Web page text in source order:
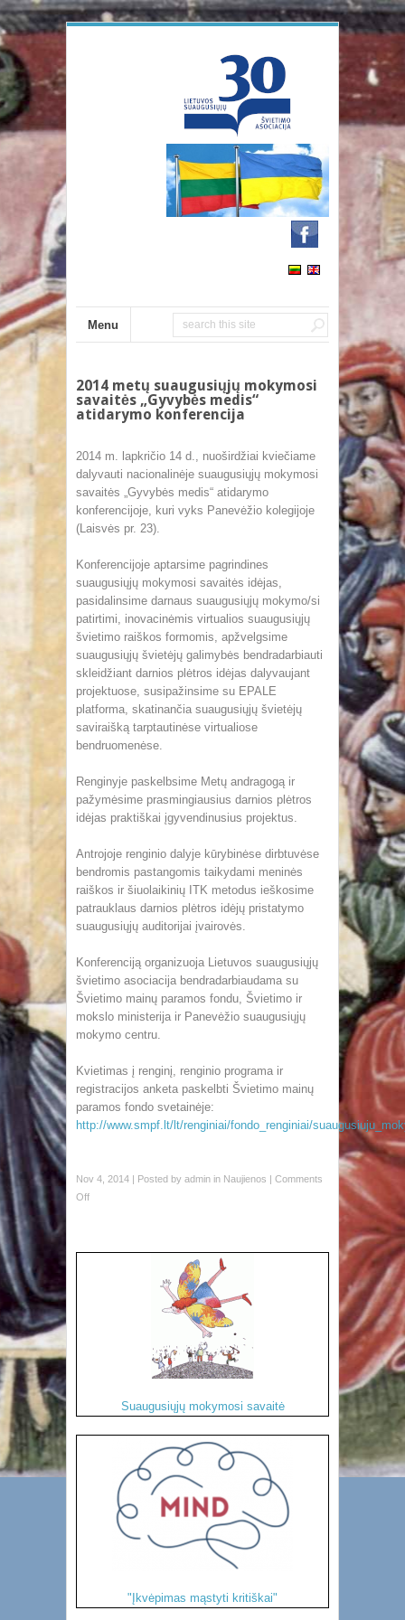
Menu
2014 metų suaugusiųjų mokymosi
savaitės „Gyvybės medis“
atidarymo konferencija
2014 m. lapkričio 14 d., nuoširdžiai kviečiame
dalyvauti nacionalinėje suaugusiųjų mokymosi
savaitės „Gyvybės medis“ atidarymo
konferencijoje, kuri vyks Panevėžio kolegijoje
(Laisvės pr. 23).
Konferencijoje aptarsime pagrindines
suaugusiųjų mokymosi savaitės idėjas,
pasidalinsime darnaus suaugusiųjų mokymo/si
patirtimi, inovacinėmis virtualios suaugusiųjų
švietimo raiškos formomis, apžvelgsime
suaugusiųjų švietėjų galimybės bendradarbiauti
skleidžiant darnios plėtros idėjas dalyvaujant
projektuose, susipažinsime su EPALE
platforma, skatinančia suaugusiųjų švietėjų
saviraišką tarptautinėse virtualiose
bendruomenėse.
Renginyje paskelbsime Metų andragogą ir
pažymėsime prasmingiausius darnios plėtros
idėjas praktiškai įgyvendinusius projektus.
Antrojoje renginio dalyje kūrybinėse dirbtuvėse
bendromis pastangomis taikydami meninės
raiškos ir šiuolaikinių ITK metodus ieškosime
patrauklaus darnios plėtros idėjų pristatymo
suaugusiųjų auditorijai įvairovės.
Konferenciją organizuoja Lietuvos suaugusiųjų
švietimo asociacija bendradarbiaudama su
Švietimo mainų paramos fondu, Švietimo ir
mokslo ministerija ir Panevėžio suaugusiųjų
mokymo centru.
Kvietimas į renginį, renginio programa ir
registracijos anketa paskelbti Švietimo mainų
paramos fondo svetainėje:
http://www.smpf.lt/lt/renginiai/fondo_renginiai/
Nov 4, 2014 | Posted by admin in Naujienos
Comments
Off
Suaugusiųjų mokymosi savaitė
"Įkvėpimas mąstyti kritiškai"